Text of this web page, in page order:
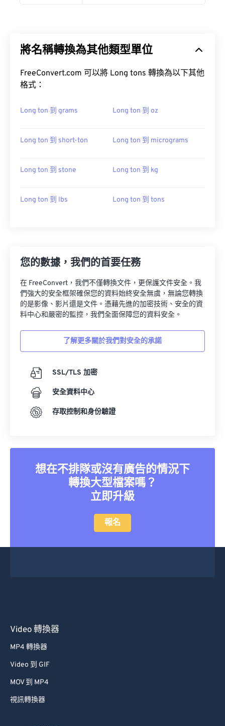
將名稱轉換為其他類型單位
FreeConvert.com 可以將 Long tons 轉換為以下其他
格式：
Long ton 到 grams Long ton 到 oz
Long ton 到 short-ton Long ton 到 micrograms
Long ton 到 stone Long ton 到 kg
Long ton 到 lbs Long ton 到 tons
您的數據，我們的首要任務
在 FreeConvert，我們不僅轉換文件，更保護文件安全。我
們強大的安全框架確保您的資料始終安全無虞，無論您轉換
的是影像、影片還是文件。憑藉先進的加密技術、安全的資
料中心和嚴密的監控，我們全面保障您的資料安全。
了解更多關於我們對安全的承諾
SSL/TLS 加密
安全資料中心
存取控制和身份驗證
想在不排隊或沒有廣告的情況下
轉換大型檔案嗎？
立即升級
報名
Video 轉換器
MP4 轉換器
Video 到 GIF
MOV 到 MP4
視訊轉換器